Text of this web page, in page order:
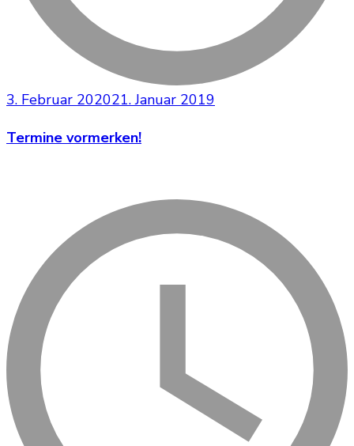
3. Februar 202021. Januar 2019
Termine vormerken!